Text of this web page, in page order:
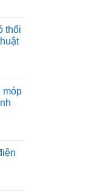
thổi
móp